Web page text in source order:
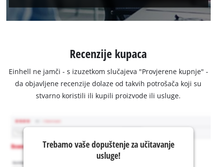
Recenzije kupaca
Einhell ne jamči - s izuzetkom slučajeva "Provjerene kupnje" -
da objavljene recenzije dolaze od takvih potrošača koji su
stvarno koristili ili kupili proizvode ili usluge.
Trebamo vaše dopuštenje za učitavanje
usluge!